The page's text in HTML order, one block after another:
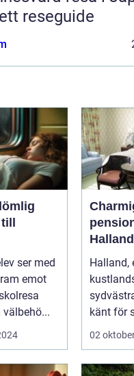
reseguide
ser med
emot
välbehö...
Halland
Halland,
känt för
natur,
02